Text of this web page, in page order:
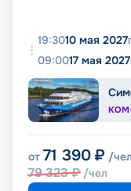
19:3010 мая 2027
09:0017 мая 2027
от 71 390 ₽ /чел
79 323₽ /чел